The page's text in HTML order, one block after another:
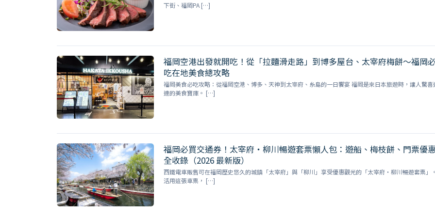
下街、福岡PA […]
福岡空港出發就開吃！從「拉麵滑走路」到博多屋台、太宰府梅餅～福岡必
吃在地美食總攻略
福岡美食必吃攻略：從福岡空港、博多、天神到太宰府、糸島的一日饗宴 福岡是來日本旅遊時，讓人驚喜
連的美食寶庫。 […]
福岡必買交通券！太宰府・柳川暢遊套票懶人包：遊船、梅枝餅、門票優惠
全收錄（2026 最新版）
西鐵電車販售可在福岡歷史悠久的城鎮「太宰府」與「柳川」享受優惠觀光的「太宰府・柳川暢遊套票」。
活用這張車票， […]